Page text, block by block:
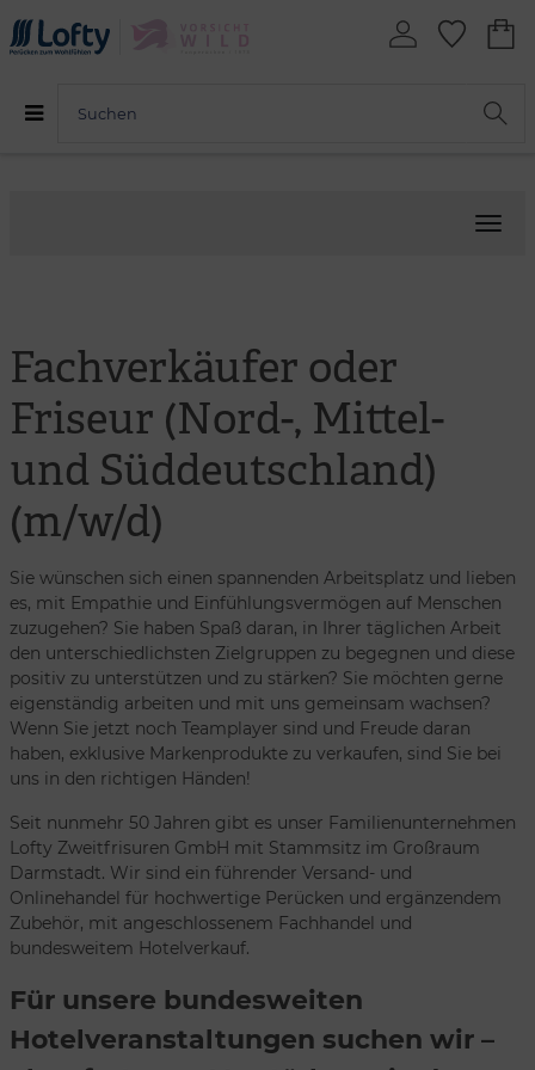
Fachverkäufer oder
Friseur (Nord-, Mittel-
und Süddeutschland)
(m/w/d)
Sie wünschen sich einen spannenden Arbeitsplatz und lieben
es, mit Empathie und Einfühlungsvermögen auf Menschen
zuzugehen? Sie haben Spaß daran, in Ihrer täglichen Arbeit
den unterschiedlichsten Zielgruppen zu begegnen und diese
positiv zu unterstützen und zu stärken? Sie möchten gerne
eigenständig arbeiten und mit uns gemeinsam wachsen?
Wenn Sie jetzt noch Teamplayer sind und Freude daran
haben, exklusive Markenprodukte zu verkaufen, sind Sie bei
uns in den richtigen Händen!
Seit nunmehr 50 Jahren gibt es unser Familienunternehmen
Lofty Zweitfrisuren GmbH mit Stammsitz im Großraum
Darmstadt. Wir sind ein führender Versand- und
Onlinehandel für hochwertige Perücken und ergänzendem
Zubehör, mit angeschlossenem Fachhandel und
bundesweitem Hotelverkauf.
Für unsere bundesweiten
Hotelveranstaltungen suchen wir –